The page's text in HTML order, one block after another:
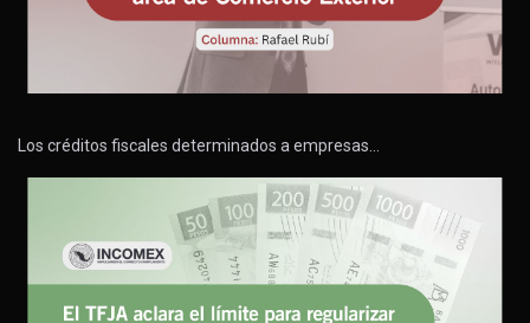
Los créditos fiscales determinados a empresas…